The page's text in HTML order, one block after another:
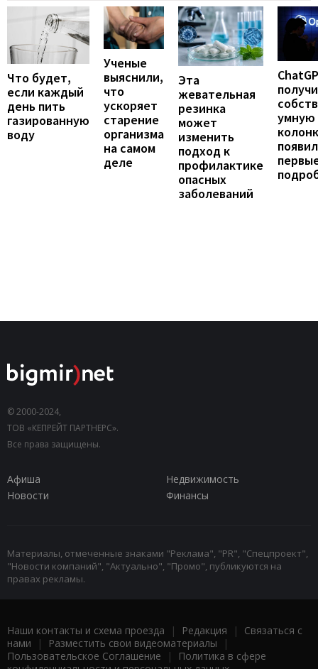
Что будет,
если каждый
день пить
газированную
воду
Ученые
выяснили,
что
ускоряет
старение
организма
на самом
деле
Эта
жевательная
резинка
может
изменить
подход к
профилактике
опасных
заболеваний
умную
© 2000-2024,
ТОВ «КЕПРЕЙТ ПАРТНЕРС».
Все права защищены.
Афиша
Недвижимость
Новости
Финансы
Материалы, отмеченные знаками "Реклама", "PR", "Спецпроект",
"Новости компаний", "Актуально", "Промо", публикуются на
правах рекламы.
Наши контакты и схема проезда | Редакция | Связаться с
нами | Разместить свои видеоматериалы |
Пользовательское Соглашение |
Политика в сфере